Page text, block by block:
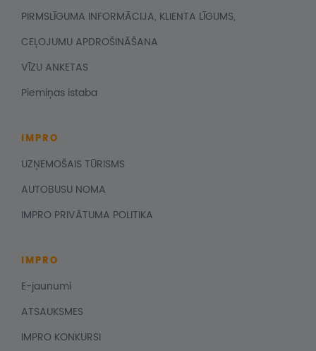
PIRMSLĪGUMA INFORMĀCIJA, KLIENTA LĪGUMS,
CEĻOJUMU APDROŠINĀŠANA
VĪZU ANKETAS
Piemiņas istaba
IMPRO
UZŅEMOŠAIS TŪRISMS
AUTOBUSU NOMA
IMPRO PRIVĀTUMA POLITIKA
IMPRO
E-jaunumi
ATSAUKSMES
IMPRO KONKURSI